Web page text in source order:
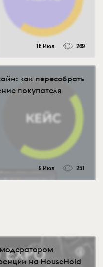
16 Июл 269
как пересобрать
покупателя
9 Июл 251
на HouseHold